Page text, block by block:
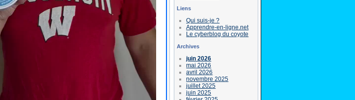
Liens
Qui suis-je ?
Apprendre-en-ligne.net
Le cyberblog du coyote
Archives
juin 2026
mai 2026
avril 2026
novembre 2025
juillet 2025
juin 2025